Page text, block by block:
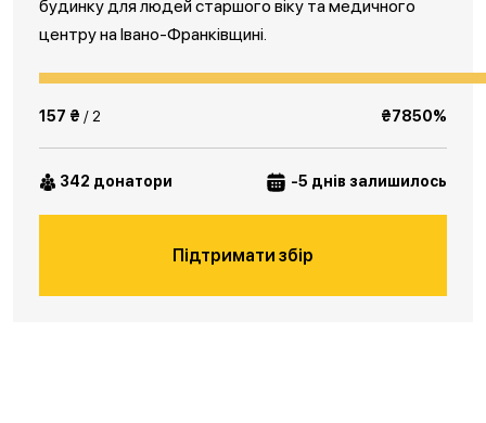
будинку для людей старшого віку та медичного
центру на Івано-Франківщині.
157 ₴ / 2 ₴7850%
342 донатори -5 днів залишилось
Підтримати збір